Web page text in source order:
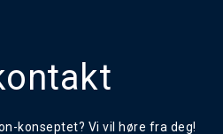
konseptet? Vi vil høre fra deg!